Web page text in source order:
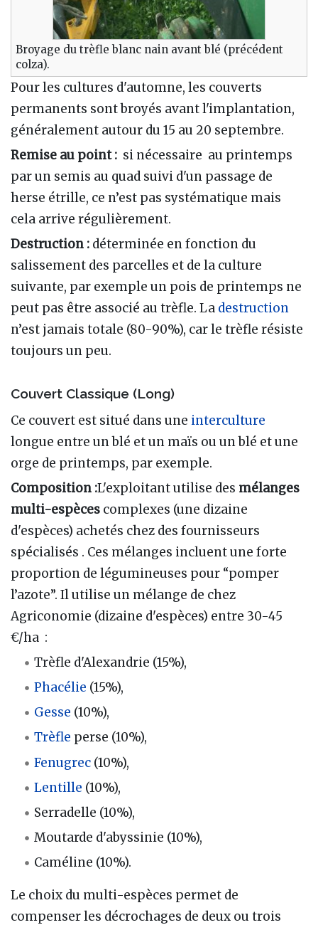
Broyage du trèfle blanc nain avant blé (précédent
colza).
Pour les cultures d'automne, les couverts
permanents sont broyés avant l'implantation,
généralement autour du 15 au 20 septembre.
Remise au point : si nécessaire au printemps
par un semis au quad suivi d'un passage de
herse étrille, ce n’est pas systématique mais
cela arrive régulièrement.
Destruction : déterminée en fonction du
salissement des parcelles et de la culture
suivante, par exemple un pois de printemps ne
peut pas être associé au trèfle. La destruction
n’est jamais totale (80-90%), car le trèfle résiste
toujours un peu.
Couvert Classique (Long)
Ce couvert est situé dans une interculture
longue entre un blé et un maïs ou un blé et une
orge de printemps, par exemple.
Composition :L'exploitant utilise des mélanges
multi-espèces complexes (une dizaine
d'espèces) achetés chez des fournisseurs
spécialisés . Ces mélanges incluent une forte
proportion de légumineuses pour “pomper
l’azote”. Il utilise un mélange de chez
Agriconomie (dizaine d'espèces) entre 30-45
€/ha :
Trèfle d'Alexandrie (15%),
Phacélie (15%),
Gesse (10%),
Trèfle perse (10%),
Fenugrec (10%),
Lentille (10%),
Serradelle (10%),
Moutarde d'abyssinie (10%),
Caméline (10%).
Le choix du multi-espèces permet de
compenser les décrochages de deux ou trois